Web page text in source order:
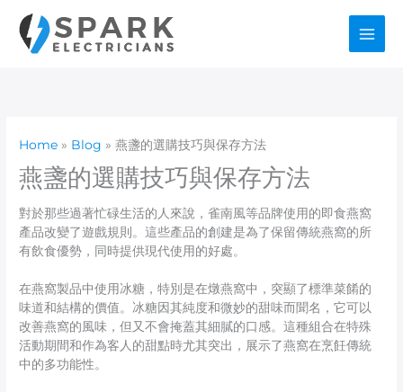
content
Home Blog 燕盞的選購技巧與保存方法
燕盞的選購技巧與保存方法
對於那些過著忙碌生活的人來說，雀南風等品牌使用的即食燕窩
產品改變了遊戲規則。這些產品的創建是為了保留傳統燕窩的所
有飲食優勢，同時提供現代使用的好處。
在燕窩製品中使用冰糖，特別是在燉燕窩中，突顯了標準菜餚的
味道和結構的價值。冰糖因其純度和微妙的甜味而聞名，它可以
改善燕窩的風味，但又不會掩蓋其細膩的口感。這種組合在特殊
活動期間和作為客人的甜點時尤其突出，展示了燕窩在烹飪傳統
中的多功能性。